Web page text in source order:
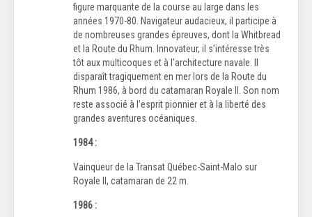
figure marquante de la course au large dans les
années 1970-80. Navigateur audacieux, il participe à
de nombreuses grandes épreuves, dont la Whitbread
et la Route du Rhum. Innovateur, il s’intéresse très
tôt aux multicoques et à l’architecture navale. Il
disparaît tragiquement en mer lors de la Route du
Rhum 1986, à bord du catamaran Royale II. Son nom
reste associé à l’esprit pionnier et à la liberté des
grandes aventures océaniques.
1984 :
Vainqueur de la Transat Québec-Saint-Malo sur
Royale II, catamaran de 22 m.
1986 :